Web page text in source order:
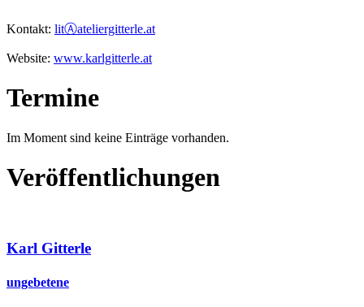
Kontakt: litⒶateliergitterle.at
Website: www.karlgitterle.at
Termine
Im Moment sind keine Einträge vorhanden.
Veröffentlichungen
Karl Gitterle
ungebetene